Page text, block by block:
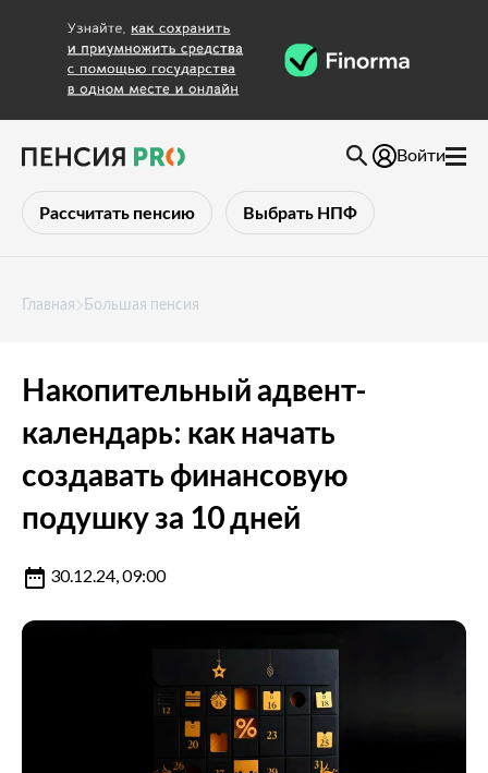
Рассчитать пенсию Выбрать НПФ
Войти
Главная Большая пенсия
Накопительный адвент-
календарь: как начать
создавать финансовую
подушку за 10 дней
30.12.24, 09:00